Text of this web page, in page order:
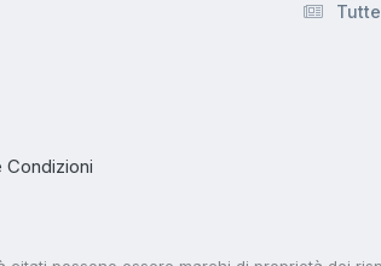
Condizioni